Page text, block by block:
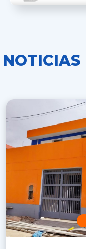
NOTICIAS